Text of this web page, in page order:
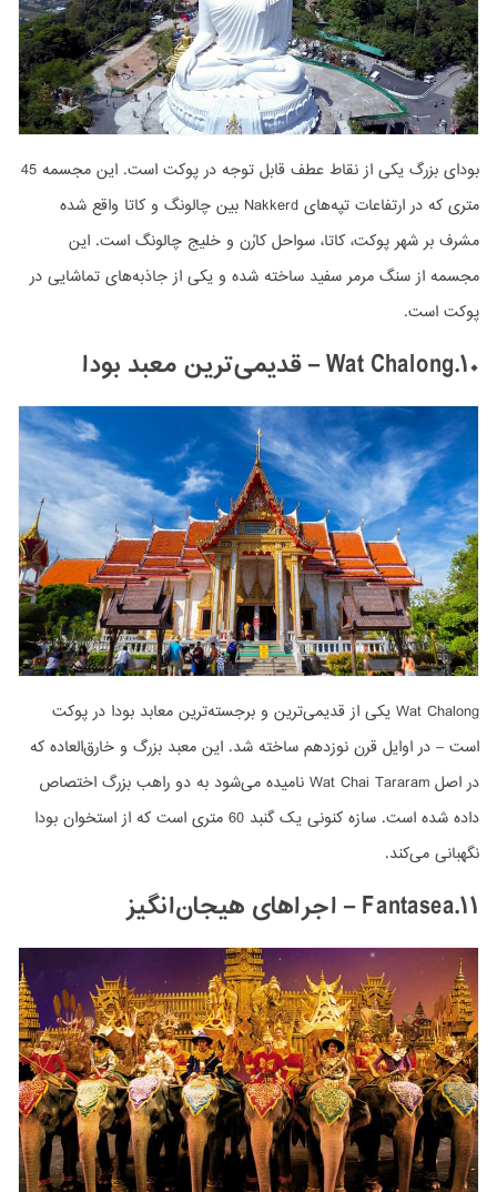
بودای بزرگ یکی از نقاط عطف قابل توجه در پوکت است. این مجسمه 45
متری که در ارتفاعات تپه‌های Nakkerd بین چالونگ و کاتا واقع شده
مشرف بر شهر پوکت، کاتا، سواحل کارُن و خلیج چالونگ است. این
مجسمه از سنگ مرمر سفید ساخته شده و یکی از جاذبه‌های تماشایی در
پوکت است.
۱۰.Wat Chalong – قدیمی‌ترین معبد بودا
Wat Chalong یکی از قدیمی‌ترین و برجسته‌ترین معابد بودا در پوکت
است – در اوایل قرن نوزدهم ساخته شد. این معبد بزرگ و خارق‌العاده که
در اصل Wat Chai Tararam نامیده می‌شود به دو راهب بزرگ اختصاص
داده شده است. سازه کنونی یک گنبد 60 متری است که از استخوان بودا
نگهبانی می‌کند.
۱۱.Fantasea – اجراهای هیجان‌انگیز